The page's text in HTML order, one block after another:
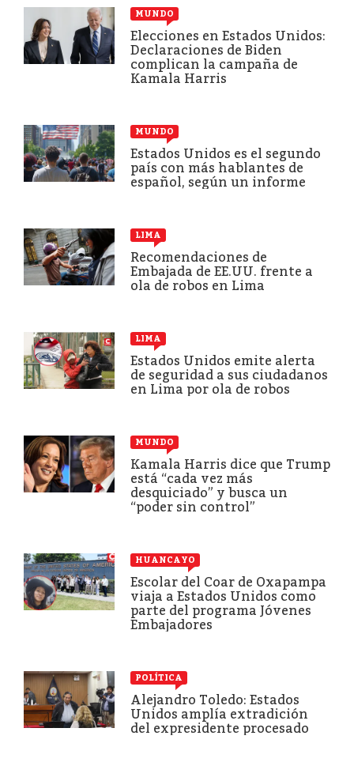
MUNDO
Elecciones en Estados Unidos:
Declaraciones de Biden
complican la campaña de
Kamala Harris
MUNDO
Estados Unidos es el segundo
país con más hablantes de
español, según un informe
LIMA
Recomendaciones de
Embajada de EE.UU. frente a
ola de robos en Lima
LIMA
Estados Unidos emite alerta
de seguridad a sus ciudadanos
en Lima por ola de robos
MUNDO
Kamala Harris dice que Trump
está “cada vez más
desquiciado” y busca un
“poder sin control”
HUANCAYO
Escolar del Coar de Oxapampa
viaja a Estados Unidos como
parte del programa Jóvenes
Embajadores
POLÍTICA
Alejandro Toledo: Estados
Unidos amplía extradición
del expresidente procesado